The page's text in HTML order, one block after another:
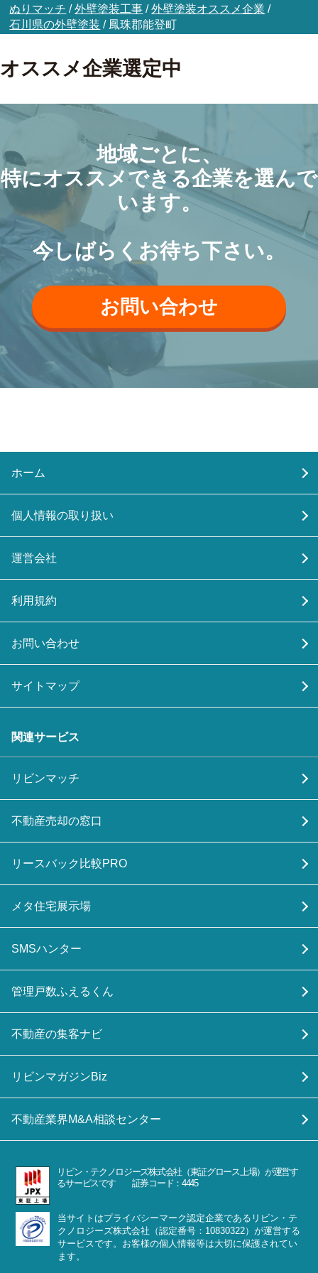
ぬりマッチ /外壁塗装工事 /外壁塗装オススメ企業 /
石川県の外壁塗装 / 鳳珠郡能登町
オススメ企業選定中
地域ごとに、
特にオススメできる企業を選んで
います。
今しばらくお待ち下さい。
お問い合わせ
ホーム
個人情報の取り扱い
運営会社
利用規約
お問い合わせ
サイトマップ
関連サービス
リビンマッチ
不動産売却の窓口
リースバック比較PRO
メタ住宅展示場
SMSハンター
管理戸数ふえるくん
不動産の集客ナビ
リビンマガジンBiz
不動産業界M&A相談センター
リビン・テクノロジーズ株式会社（東証グロース上場）が運営す
るサービスです 証券コード：4445
当サイトはプライバシーマーク認定企業であるリビン・テ
クノロジーズ株式会社（認定番号：10830322）が運営する
サービスです。お客様の個人情報等は大切に保護されてい
ます。